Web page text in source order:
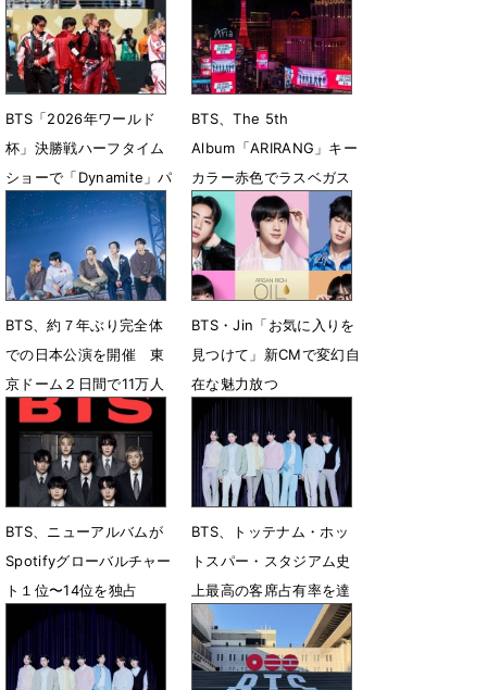
BTS「2026年ワールド
杯」決勝戦ハーフタイム
ショーで「Dynamite」パ
フォ
7月20日 13時03分
BTS、The 5th
Album「ARIRANG」キー
カラー赤色でラスベガス
全域を席巻
5月25日 22時00分
BTS、約７年ぶり完全体
での日本公演を開催 東
京ドーム２日間で11万人
を動員
4月19日 19時36分
BTS・Jin「お気に入りを
見つけて」新CMで変幻自
在な魅力放つ
BTS、ニューアルバムが
Spotifyグローバルチャー
ト１位〜14位を独占
3月22日 18時39分
BTS、トッテナム・ホッ
トスパー・スタジアム史
上最高の客席占有率を達
成
2月9日 14時00分